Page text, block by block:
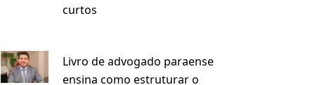
curtos
Livro de advogado paraense
ensina como estruturar o